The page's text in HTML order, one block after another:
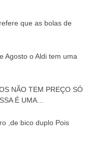
que as bolas de
Agosto o Aldi tem uma
NÃO TEM PREÇO SÓ
É UMA...
,de bico duplo Pois